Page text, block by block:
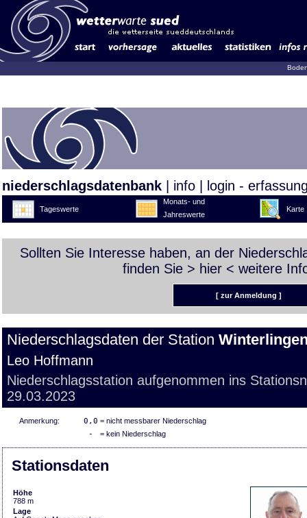
niederschlagsdatenbank info login -
Tageswerte
Monats- und
Jahreswerte
Karte
Sollten Sie Interesse haben, an der
finden Sie > hier < weitere
[ zur Anmeldung ]
Niederschlagsdaten der Station
Leo Hoffmann
Niederschlagsstation aufgenommen ins
29.03.2023
Anmerkung: 0,0 = nicht messbarer Niederschlag
- = kein Niederschlag
Stationsdaten
Höhe
788 m
Lage